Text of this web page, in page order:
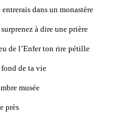
dans un monastère
à dire une prière
de l’Enfer ton rire pétille
de ta vie
musée
près